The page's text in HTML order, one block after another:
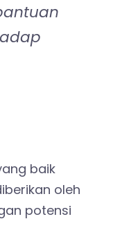
baik
oleh
potensi